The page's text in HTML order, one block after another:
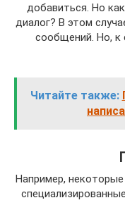
добавиться. Но
диалог? В этом
сообщений. Но, к
Читайте также:
Например, некоторые